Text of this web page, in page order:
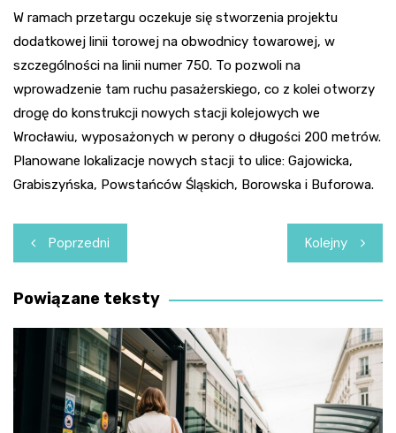
W ramach przetargu oczekuje się stworzenia projektu
dodatkowej linii torowej na obwodnicy towarowej, w
szczególności na linii numer 750. To pozwoli na
wprowadzenie tam ruchu pasażerskiego, co z kolei otworzy
drogę do konstrukcji nowych stacji kolejowych we
Wrocławiu, wyposażonych w perony o długości 200 metrów.
Planowane lokalizacje nowych stacji to ulice: Gajowicka,
Grabiszyńska, Powstańców Śląskich, Borowska i Buforowa.
Nawigacja
wpisu
Poprzedni Kolejny
Powiązane teksty